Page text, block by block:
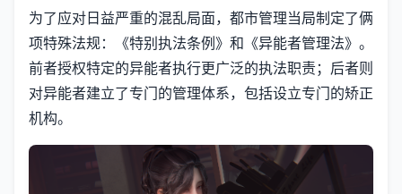
为了应对日益严重的混乱局面，都市管理当局制定了俩
项特殊法规：《特别执法条例》和《异能者管理法》。
前者授权特定的异能者执行更广泛的执法职责；后者则
对异能者建立了专门的管理体系，包括设立专门的矫正
机构。